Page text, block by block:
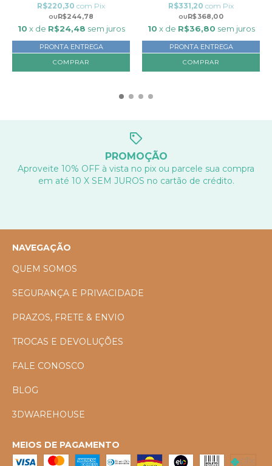
R$244,78
R$220,30 com Pix
10 x de R$24,48 sem juros
PRONTA ENTREGA
R$368,00
R$331,20 com Pix
10 x de R$36,80 sem juros
PRONTA ENTREGA
PROMOÇÃO
Aproveite 10% OFF à vista no pix ou parcele sua compra
em até 10 X SEM JUROS no cartão de crédito.
NAVEGAÇÃO
QUEM SOMOS
SEGURANÇA E PRIVACIDADE
PRAZOS, FRETE & ENVIO
TROCAS E DEVOLUÇÕES
FALE CONOSCO
BLOG
3DWAREHOUSE
MEIOS DE PAGAMENTO